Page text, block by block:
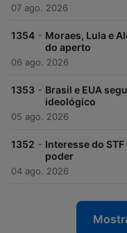
07 ago. 2026
1354 - Moraes, Lula e
do aperto
06 ago. 2026
1353 - Brasil e EUA
ideológico
05 ago. 2026
1352 - Interesse do
poder
04 ago. 2026